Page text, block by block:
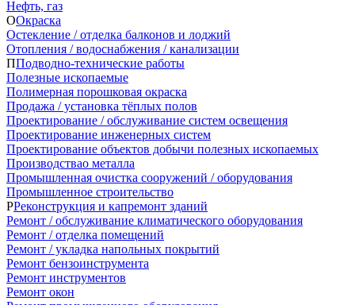
Нефть, газ
ООкраска
Остекление / отделка балконов и лоджий
Отопления / водоснабжения / канализации
ППодводно-технические работы
Полезные ископаемые
Полимерная порошковая окраска
Продажа / установка тёплых полов
Проектирование / обслуживание систем освещения
Проектирование инженерных систем
Проектирование объектов добычи полезных ископаемых
Производствао металла
Промышленная очистка сооружений / оборудования
Промышленное строительство
РРеконструкция и капремонт зданий
Ремонт / обслуживание климатического оборудования
Ремонт / отделка помещений
Ремонт / укладка напольных покрытий
Ремонт бензоинструмента
Ремонт инструментов
Ремонт окон